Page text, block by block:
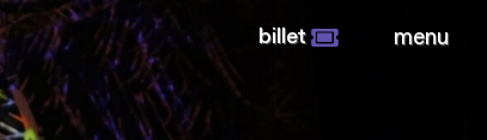
billet menu